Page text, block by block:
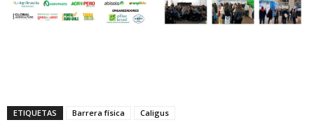
ETIQUETAS Barrera física Caligus